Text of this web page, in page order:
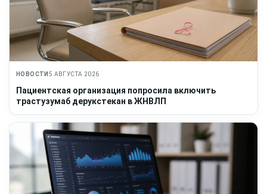
НОВОСТИ 5 АВГУСТА 2026
Пациентская организация попросила включить
трастузумаб дерукстекан в ЖНВЛП